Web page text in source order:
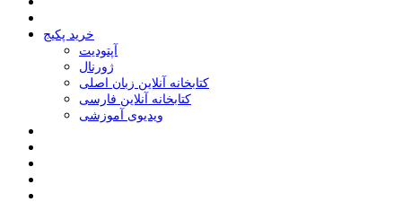
خرید پکیج
ﺁﭘﺘﻮﺩﯾﺖ
ﮊﻭﺭﻧﺎﻝ
کتابخانه آنلاین زبان اصلی
کتابخانه آنلاین فارسی
ویدیوی آموزشی